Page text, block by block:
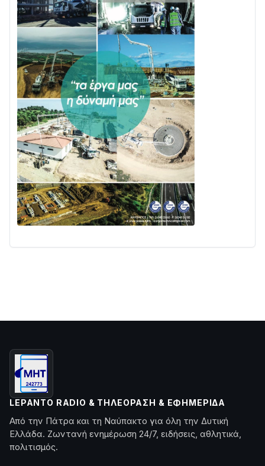
LEPANTO RADIO & ΤΗΛΕΌΡΑΣΗ & ΕΦΗΜΕΡΊΔΑ
Από την Πάτρα και τη Ναύπακτο για όλη την Δυτική
Ελλάδα. Ζωντανή ενημέρωση 24/7, ειδήσεις, αθλητικά,
πολιτισμός.